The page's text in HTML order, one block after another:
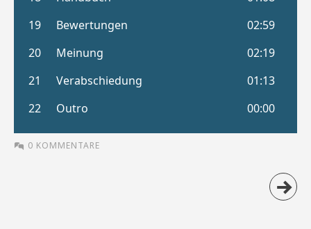
0 KOMMENTARE